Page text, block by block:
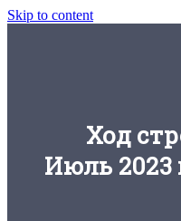
Skip to content
Ход
Июль 2023